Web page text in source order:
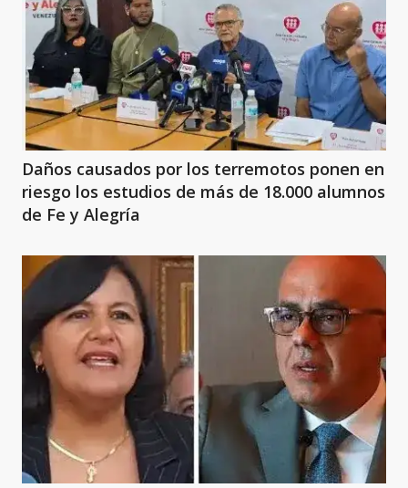
Daños causados por los terremotos ponen en
riesgo los estudios de más de 18.000 alumnos
de Fe y Alegría